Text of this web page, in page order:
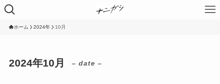
ホーム 2024年 10月
2024年10月 – date –